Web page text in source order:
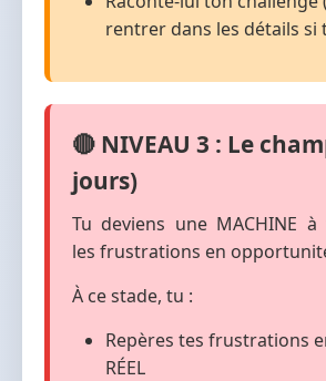
rentrer dans les détails si
🔴 NIVEAU 3 : Le
jours)
Tu deviens une MACHINE
les frustrations en
À ce stade, tu :
Repères tes frustrations
RÉEL